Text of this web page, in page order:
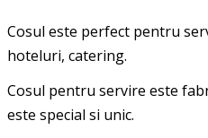
Cosul este perfect pentru
hoteluri, catering.
Cosul pentru servire este
este special si unic.